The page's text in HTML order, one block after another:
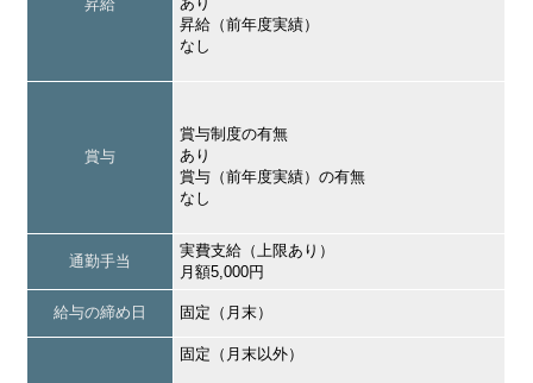
昇給
昇給（前年度実績）
なし
賞与
賞与制度の有無
あり
賞与（前年度実績）の有無
なし
通勤手当
実費支給（上限あり）
月額5,000円
給与の締め日 固定（月末）
固定（月末以外）